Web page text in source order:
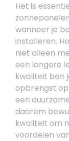
Het is
wanneer je
installeren.
niet alleen
een langere
kwaliteit ben
opbrengst
een
daarom
kwaliteit om
voordelen